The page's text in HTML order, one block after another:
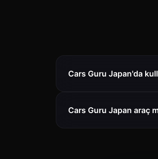
Cars Guru Japan'da
Cars Guru Japan araç